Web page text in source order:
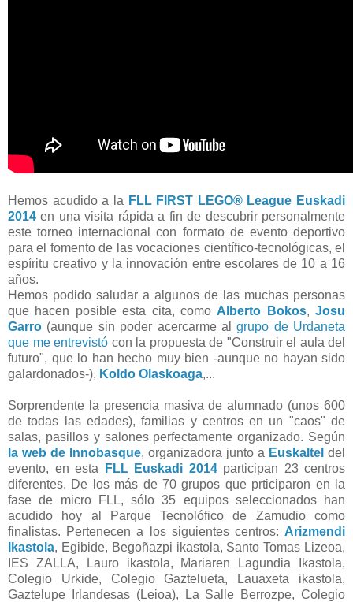
Hemos acudido a la FLL FIRST LEGO® League Euskadi
2014 en una visita rápida a fin de descubrir personalmente
este torneo internacional con formato de evento deportivo
para el fomento de las vocaciones científico-tecnológicas, el
espíritu creativo y la innovación entre escolares de 10 a 16
años.
Hemos podido saludar a algunos de las muchas personas
que hacen posible esta cita, como Alberto Bokos, Josu
Garro (aunque sin poder acercarme algrupo de Urdaneta
que me entrevistó con la propuesta de "Construir el aula del
futuro", que lo han hecho muy bien -aunque no hayan sido
galardonados-), Koldo Olaskoaga,...
Sorprendente la presencia masiva de alumnado (unos 600
de todas las edades), familias y centros en un "caos" de
salas, pasillos y salones perfectamente organizado. Según
la web de Innobasque, organizadora junto a Euskaltel del
evento, en esta
FLL Euskadi 2014participan 23 centros
diferentes. De los más de 70 grupos que prticiparon en la
fase de micro FLL, sólo 35 equipos seleccionados han
acudido hoy al Parque Tecnolófico de Zamudio como
finalistas. Pertenecen a los siguientes centros: Arizmendi
Ikastola, Egibide, Begoñazpi ikastola, Santo Tomas Lizeoa,
IES ZALLA, Lauro ikastola, Mariaren Lagundia Ikastola,
Colegio Urkide, Colegio Gaztelueta, Lauaxeta ikastola,
Gaztelupe Irlandesas (Leioa), La Salle Berrozpe, Colegio